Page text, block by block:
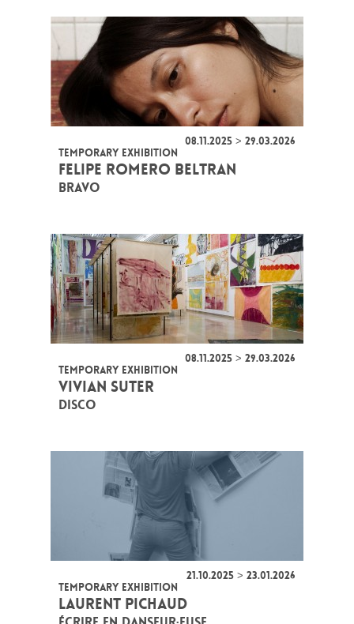
08.11.2025 > 29.03.2026
TEMPORARY EXHIBITION
FELIPE ROMERO BELTRAN
BRAVO
08.11.2025 > 29.03.2026
TEMPORARY EXHIBITION
VIVIAN SUTER
DISCO
21.10.2025 > 23.01.2026
TEMPORARY EXHIBITION
LAURENT PICHAUD